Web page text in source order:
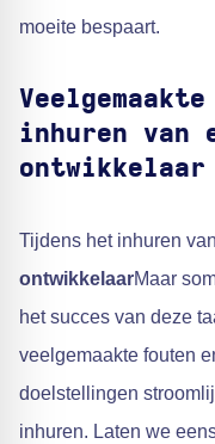
moeite bespaart.
inhuren van
ontwikkelaar
Tijdens het inhuren
ontwikkelaarMaar
het succes van deze
veelgemaakte fouten
doelstellingen
inhuren. Laten we